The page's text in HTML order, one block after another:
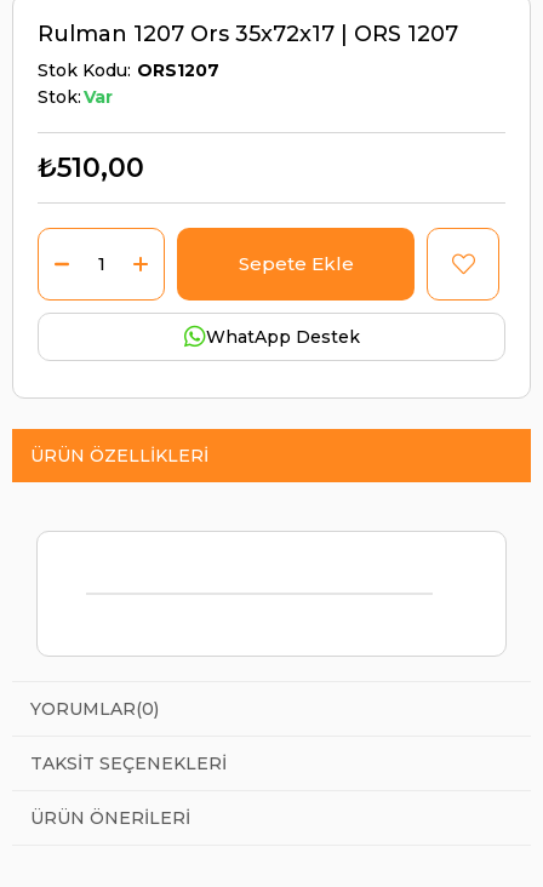
Rulman 1207 Ors 35x72x17 | ORS 1207
Stok Kodu ORS1207
Stok:Var
₺510,00
WhatApp Destek
ÜRÜN ÖZELLIKLERI
YORUMLAR(0)
TAKSIT SEÇENEKLERI
ÜRÜN ÖNERILERI